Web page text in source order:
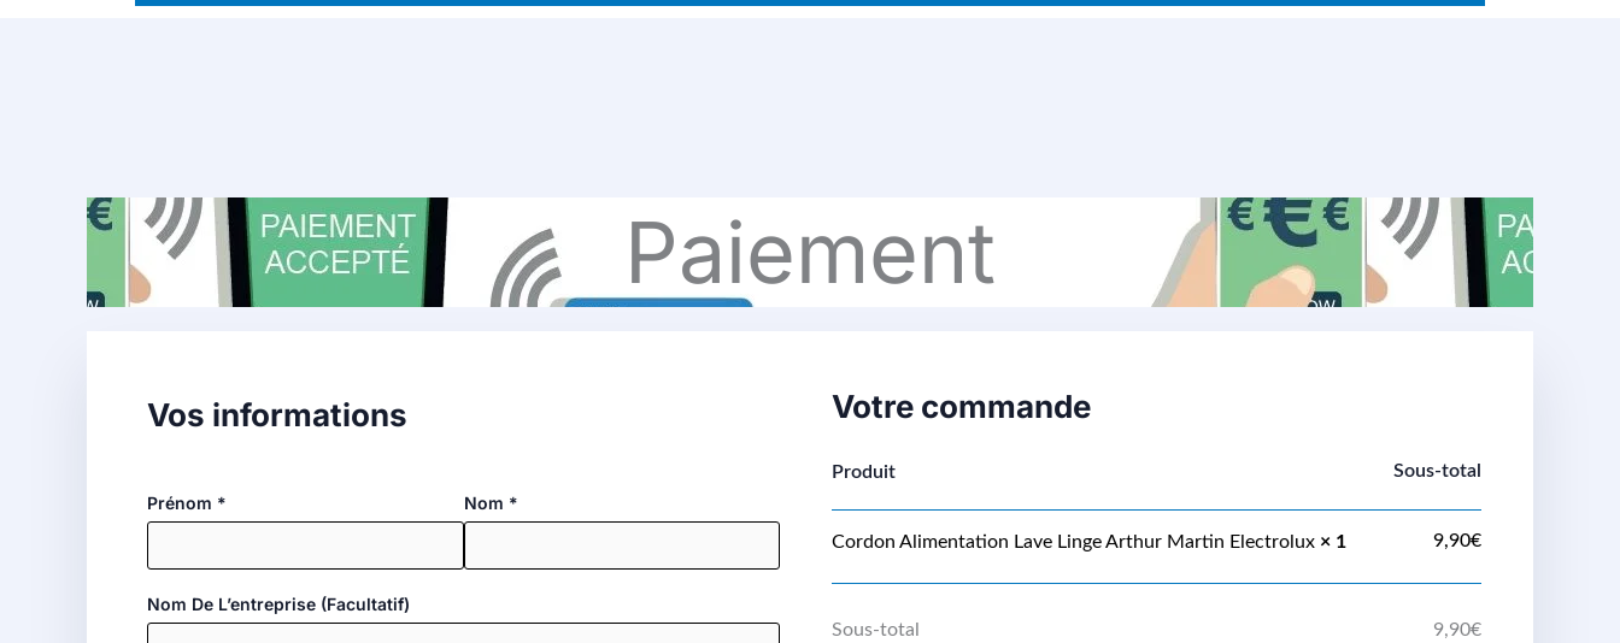
Paiement
Vos informations
Prénom * Nom *
Nom De L’entreprise (facultatif)
Votre commande
Produit Sous-total
Cordon Alimentation Lave Linge Arthur Martin Electrolux × 1 9,90€
Sous-total 9,90€